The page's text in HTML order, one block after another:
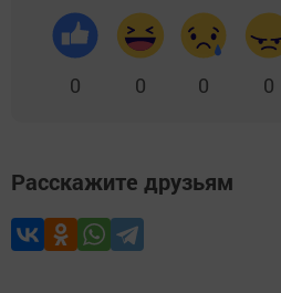
0 0 0 0
Расскажите друзьям